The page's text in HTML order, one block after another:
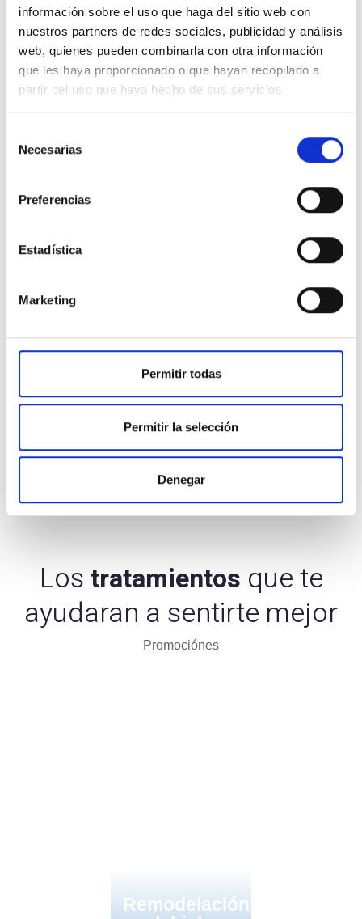
información sobre el uso que haga del sitio web con
nuestros partners de redes sociales, publicidad y análisis
web, quienes pueden combinarla con otra información
que les haya proporcionado o que hayan recopilado a
partir del uso que haya hecho de sus servicios.
Necesarias
Preferencias
Estadística
Marketing
Permitir todas
Permitir la selección
Denegar
Máster en Dietética y Nutrición.
Miembro de la SEME (Sociedad Española Medicina
Estética).
La Dra. Espínola te
Lostratamientos que te
ayudaran a sentirte mejor
Promociónes
Remodelación